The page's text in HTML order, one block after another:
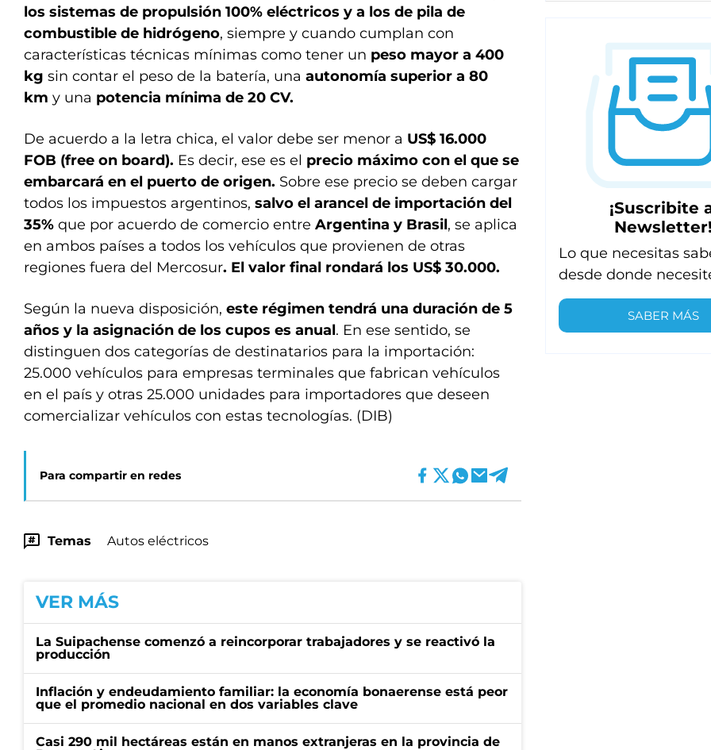
los sistemas de propulsión 100% eléctricos y a los de pila de
combustible de hidrógeno, siempre y cuando cumplan con
características técnicas mínimas como tener un peso mayor a 400
kg sin contar el peso de la batería, una autonomía superior a 80
km y una potencia mínima de 20 CV.
De acuerdo a la letra chica, el valor debe ser menor a US$ 16.000
FOB (free on board). Es decir, ese es el precio máximo con el que se
embarcará en el puerto de origen. Sobre ese precio se deben cargar
todos los impuestos argentinos, salvo el arancel de importación del
35% que por acuerdo de comercio entre Argentina y Brasil, se aplica
en ambos países a todos los vehículos que provienen de otras
regiones fuera del Mercosur. El valor final rondará los US$ 30.000.
Según la nueva disposición, este régimen tendrá una duración de 5
años y la asignación de los cupos es anual. En ese sentido, se
distinguen dos categorías de destinatarios para la importación:
25.000 vehículos para empresas terminales que fabrican vehículos
en el país y otras 25.000 unidades para importadores que deseen
comercializar vehículos con estas tecnologías. (DIB)
Para compartir en redes
Temas Autos eléctricos
VER MÁS
La Suipachense comenzó a reincorporar trabajadores y se reactivó la
producción
Inflación y endeudamiento familiar: la economía bonaerense está peor
que el promedio nacional en dos variables clave
Casi 290 mil hectáreas están en manos extranjeras en la provincia de
¡Suscribite
Newsletter!
Lo que necesitas
desde donde
SABER MÁS